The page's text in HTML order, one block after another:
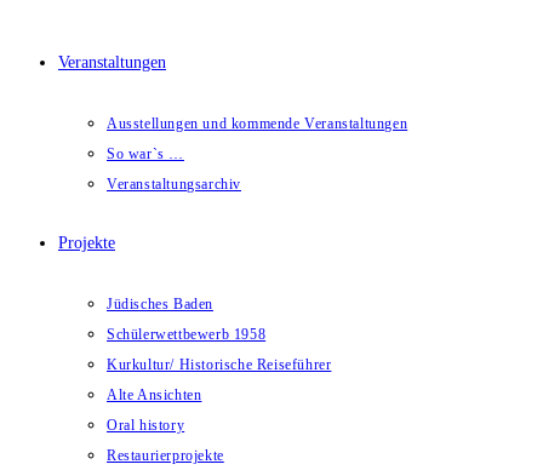
Veranstaltungen
Ausstellungen und kommende Veranstaltungen
So war`s …
Veranstaltungsarchiv
Projekte
Jüdisches Baden
Schülerwettbewerb 1958
Kurkultur/ Historische Reiseführer
Alte Ansichten
Oral history
Restaurierprojekte